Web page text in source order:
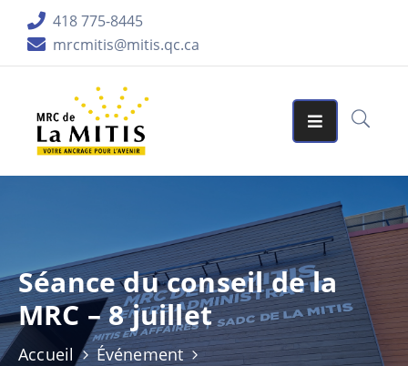
418 775-8445
mrcmitis@mitis.qc.ca
SERVICES
PUBLICATIONS
LA
RÉGION
Séance du conseil de la
MRC – 8 juillet
Accueil
Événement